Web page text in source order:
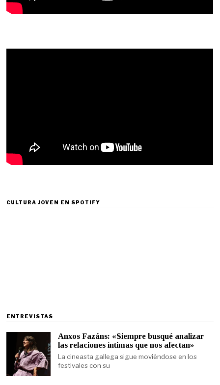
CULTURA JOVEN EN SPOTIFY
ENTREVISTAS
Anxos Fazáns: «Siempre busqué analizar
las relaciones íntimas que nos afectan»
La cineasta gallega sigue moviéndose en los
festivales con su